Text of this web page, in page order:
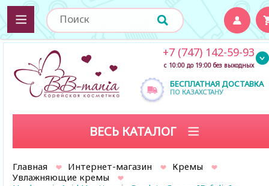
БЕСПЛАТНАЯ ДОСТАВКА
ПО КАЗАХСТАНУ
+7 (747) 142-59-93
с 10:00 до 19:00 без выходных
ВЕСЬ КАТАЛОГ
Главная Интернет-магазин
Кремы
Увлажняющие кремы